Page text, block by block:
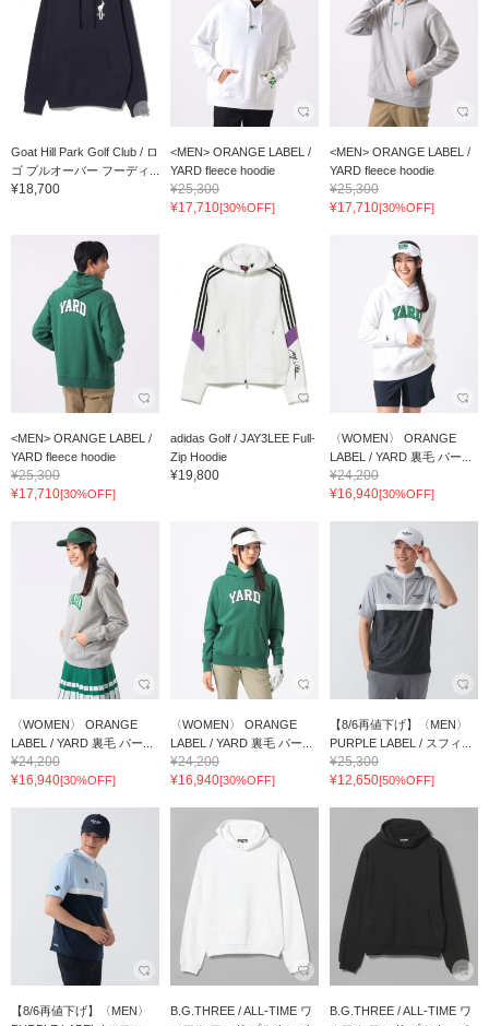
Goat Hill Park Golf Club / ロ
ゴ プルオーバー フーディ...
¥18,700
<MEN> ORANGE LABEL /
YARD fleece hoodie
¥25,300
¥17,710[30%OFF]
<MEN> ORANGE LABEL /
YARD fleece hoodie
¥25,300
¥17,710[30%OFF]
<MEN> ORANGE LABEL /
YARD fleece hoodie
¥25,300
¥17,710[30%OFF]
adidas Golf / JAY3LEE Full-
Zip Hoodie
¥19,800
〈WOMEN〉 ORANGE
LABEL / YARD 裏毛 パー...
¥24,200
¥16,940[30%OFF]
〈WOMEN〉 ORANGE
LABEL / YARD 裏毛 パー...
¥24,200
¥16,940[30%OFF]
〈WOMEN〉 ORANGE
LABEL / YARD 裏毛 パー...
¥24,200
¥16,940[30%OFF]
【8/6再値下げ】〈MEN〉
PURPLE LABEL / スフィ...
¥25,300
¥12,650[50%OFF]
【8/6再値下げ】〈MEN〉
B.G.THREE / ALL-TIME ワ
B.G.THREE / ALL-TIME ワ